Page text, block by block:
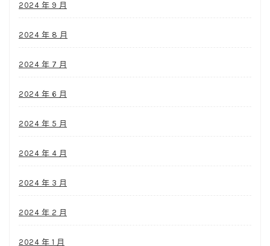
2024 年 9 月
2024 年 8 月
2024 年 7 月
2024 年 6 月
2024 年 5 月
2024 年 4 月
2024 年 3 月
2024 年 2 月
2024 年 1 月